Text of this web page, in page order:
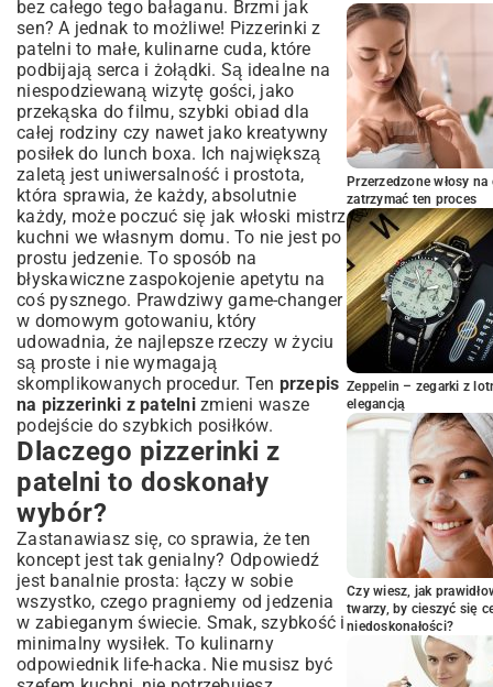
patelni krok po kroku
Jak przygotować perfekcyjne ciasto na
pizzerinki?
Składanie i smażenie pizzerinek – klucz do
sukcesu
Ile czasu smażyć, by były idealnie
chrupiące?
Inspiracje i warianty: pizzerinki na każdą
dietę
Pizzerinki wegetariańskie i wegańskie –
pomysły na farsz
Sycące pizzerinki z mięsem lub wędliną
Pizzerinki na słodko – zaskocz swoich
gości!
Porady i triki dla idealnych pizzerinek z
patelni
Jak uniknąć najczęstszych błędów?
Z czym podawać pizzerinki? Sugestie
serwowania
Najczęściej zadawane pytania (FAQ) o
pizzerinki z patelni
Podsumowanie: Smak pizzerii w
zaledwie kilka chwil!
bez całego tego bałaganu. Brzmi jak
sen? A jednak to możliwe! Pizzerinki z
patelni to małe, kulinarne cuda, które
podbijają serca i żołądki. Są idealne na
niespodziewaną wizytę gości, jako
przekąska do filmu, szybki obiad dla
całej rodziny czy nawet jako kreatywny
posiłek do lunch boxa. Ich największą
zaletą jest uniwersalność i prostota,
która sprawia, że każdy, absolutnie
każdy, może poczuć się jak włoski mistrz
kuchni we własnym domu. To nie jest po
prostu jedzenie. To sposób na
błyskawiczne zaspokojenie apetytu na
coś pysznego. Prawdziwy game-changer
w domowym gotowaniu, który
udowadnia, że najlepsze rzeczy w życiu
są proste i nie wymagają
skomplikowanych procedur. Ten przepis
na pizzerinki z patelnizmieni wasze
podejście do szybkich posiłków.
Dlaczego pizzerinki z
patelni to doskonały
wybór?
Zastanawiasz się, co sprawia, że ten
koncept jest tak genialny? Odpowiedź
jest banalnie prosta: łączy w sobie
wszystko, czego pragniemy od jedzenia
w zabieganym świecie. Smak, szybkość i
minimalny wysiłek. To kulinarny
odpowiednik life-hacka. Nie musisz być
Przerzedzone włosy
zatrzymać ten proces
Zeppelin – zegarki z
elegancją
Czy wiesz, jak
twarzy, by cieszyć się
niedoskonałości?